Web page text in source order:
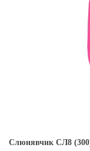
Слюнявчик СЛ8